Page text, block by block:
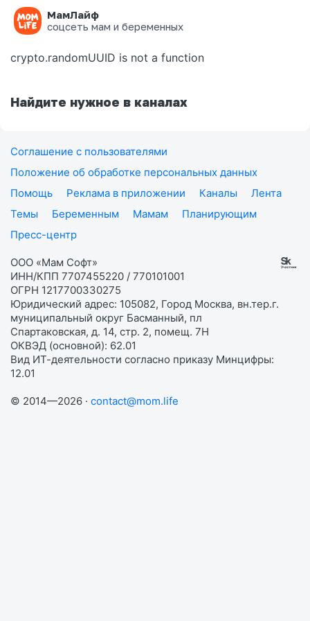
МамЛайф
соцсеть мам и беременных
Ошибка на странице
crypto.randomUUID is not a function
Найдите нужное в каналах
Соглашение с пользователями
Положение об обработке персональных данных
Помощь
Реклама в приложении Каналы
Лента
Темы
Беременным Мамам
Планирующим
Пресс-центр
ООО «Мам Софт»
ИНН/КПП 7707455220 / 770101001
ОГРН 1217700330275
Юридический адрес: 105082, Город Москва, вн.тер.г.
муниципальный округ Басманный, пл
Спартаковская, д. 14, стр. 2, помещ. 7Н
ОКВЭД (основной): 62.01
Вид ИТ-деятельности согласно приказу Минцифры:
12.01
© 2014—2026 · contact@mom.life